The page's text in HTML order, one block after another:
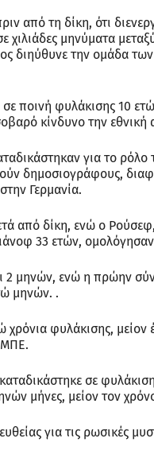
από τη δίκη, ότι
μηνύματα
διηύθυνε την ομάδα
ποινή φυλάκισης 10
κίνδυνο την εθνική
για το ρόλο
δημοσιογράφους,
Γερμανία.
από δίκη, ενώ ο
33 ετών,
2 μηνών, ενώ η πρώην
μηνών. .
φυλάκισης, μείον
ΜΠΕ.
σε
μήνες, μείον τον
για τις ρωσικές